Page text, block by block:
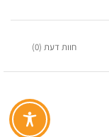
חוות דעת (0)